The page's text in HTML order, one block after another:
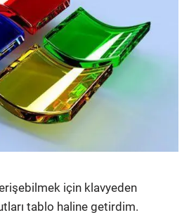
için klavyeden
tablo haline getirdim.